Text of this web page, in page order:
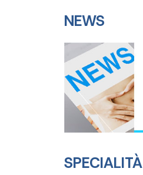
NEWS
SPECIALITÀ